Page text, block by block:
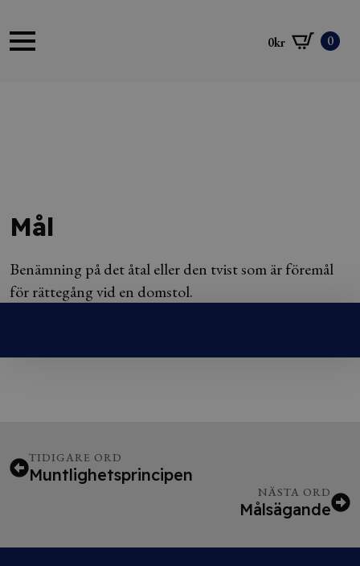
0kr 0
Mål
Benämning på det åtal eller den tvist som är föremål
för rättegång vid en domstol.
TIDIGARE ORD
Muntlighetsprincipen
NÄSTA ORD
Målsägande